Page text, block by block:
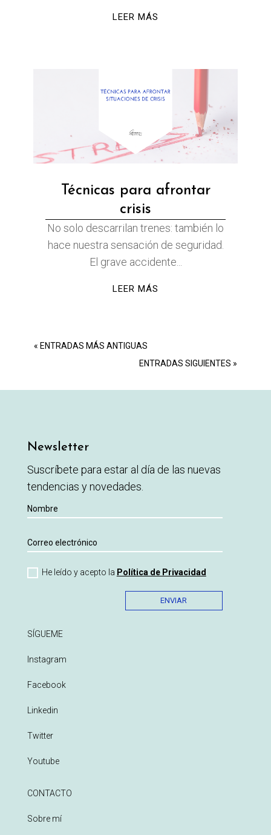
LEER MÁS
Técnicas para afrontar
crisis
No solo descarrilan trenes: también lo
hace nuestra sensación de seguridad.
El grave accidente...
LEER MÁS
« ENTRADAS MÁS ANTIGUAS
ENTRADAS SIGUIENTES »
Newsletter
Suscríbete para estar al día de las nuevas
tendencias y novedades.
He leído y acepto la Política de Privacidad
ENVIAR
SÍGUEME
Instagram
Facebook
Linkedin
Twitter
Youtube
CONTACTO
Sobre mí